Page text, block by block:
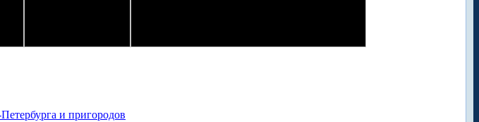
и пригородов